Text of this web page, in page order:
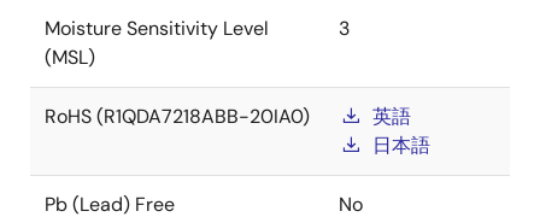
Moisture Sensitivity Level
(MSL)
3
RoHS (R1QDA7218ABB-20IA0)
英語
日本語
Pb (Lead) Free No